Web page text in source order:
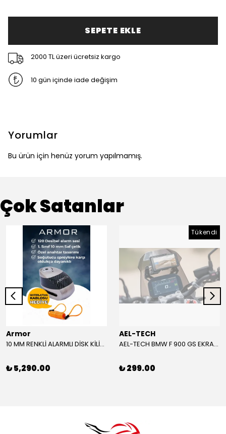
SEPETE EKLE
2000 TL üzeri ücretsiz kargo
10 gün içinde iade değişim
Yorumlar
Bu ürün için henüz yorum yapılmamış.
Çok Satanlar
Armor
10 MM RENKLİ ALARMLI DİSK KİLİDİ YENİ VERSİYON
₺ 5,290.00
Tükendi
AEL-TECH
AEL-TECH BMW F 900 GS EKRAN/GÖSTERGE KORUYUCU 2024-2025
₺ 299.00